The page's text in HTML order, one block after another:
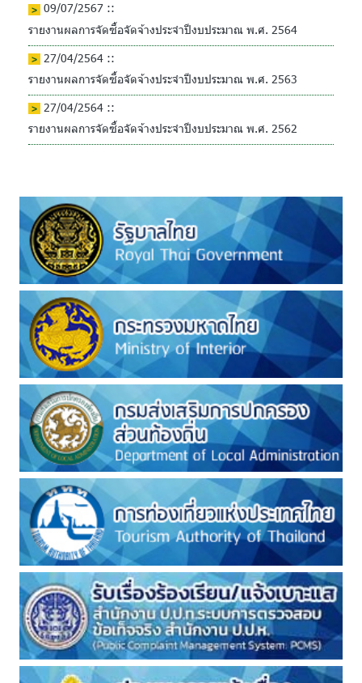
09/07/2567 ::
รายงานผลการจัดซื้อจัดจ้างประจำปีงบประมาณ พ.ศ. 2564
27/04/2564 ::
รายงานผลการจัดซื้อจัดจ้างประจำปีงบประมาณ พ.ศ. 2563
27/04/2564 ::
รายงานผลการจัดซื้อจัดจ้างประจำปีงบประมาณ พ.ศ. 2562